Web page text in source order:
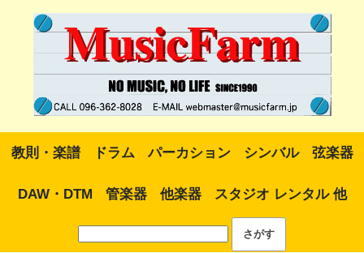
教則・楽譜 ドラム パーカション シンバル 弦楽器
DAW・DTM 管楽器 他楽器 スタジオ レンタル 他